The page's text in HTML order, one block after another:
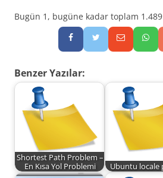
Bugün 1, bugüne kadar toplam
Benzer Yazılar:
Shortest Path Problem –
En Kısa Yol Problemi
Ubuntu locale